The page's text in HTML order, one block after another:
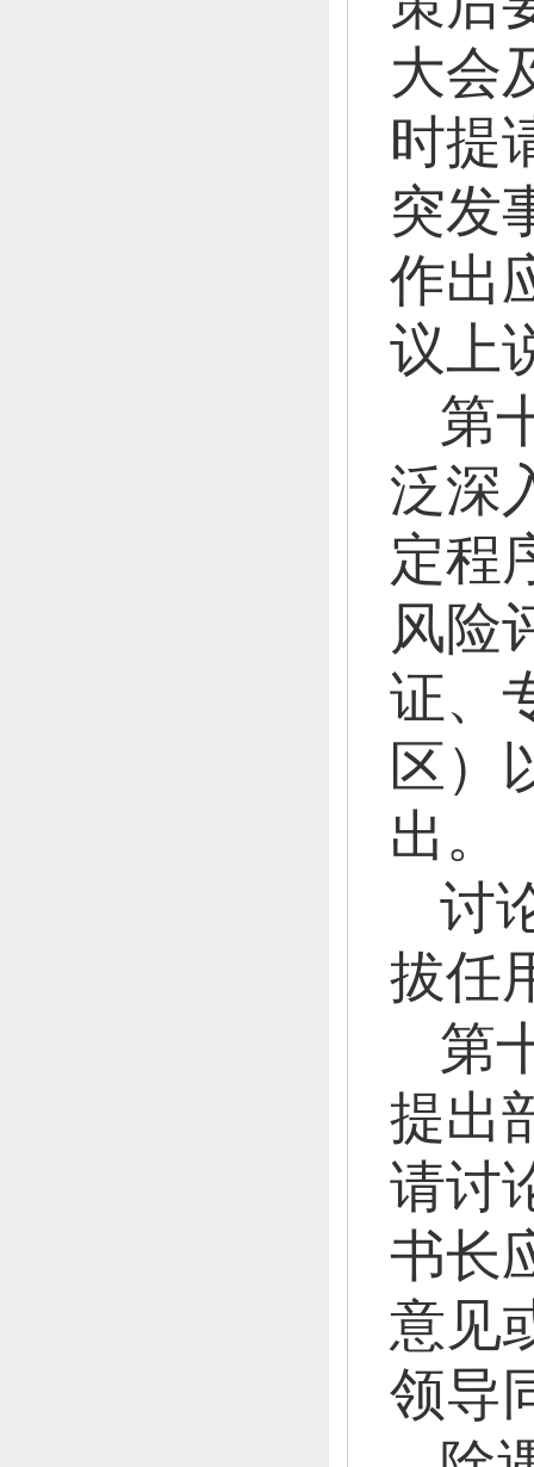
大会
时提
突发
作出
议上
第
泛深
定程
风险
证、
区）
出。
讨
拔任
第
提出
请讨
书长
意见
领导